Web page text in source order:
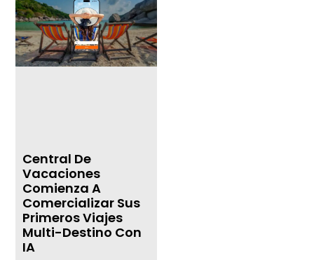
Central De
Vacaciones
Comienza A
Comercializar Sus
Primeros Viajes
Multi-Destino Con
IA